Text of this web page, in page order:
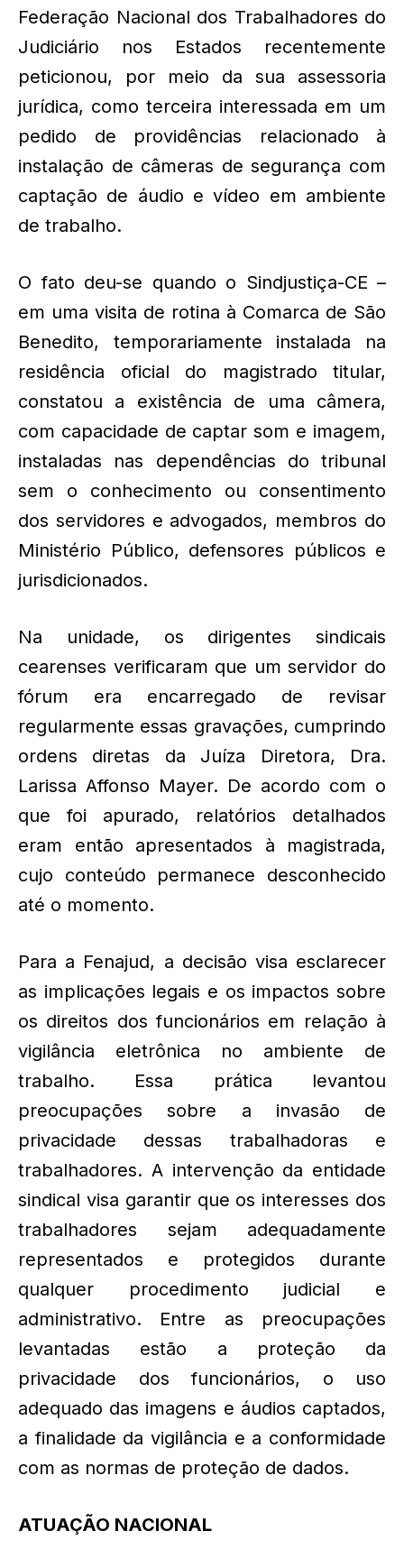
Federação Nacional dos Trabalhadores do
Judiciário nos Estados recentemente
peticionou, por meio da sua assessoria
jurídica, como terceira interessada em um
pedido de providências relacionado à
instalação de câmeras de segurança com
captação de áudio e vídeo em ambiente
de trabalho.
O fato deu-se quando o Sindjustiça-CE –
em uma visita de rotina à Comarca de São
Benedito, temporariamente instalada na
residência oficial do magistrado titular,
constatou a existência de uma câmera,
com capacidade de captar som e imagem,
instaladas nas dependências do tribunal
sem o conhecimento ou consentimento
dos servidores e advogados, membros do
Ministério Público, defensores públicos e
jurisdicionados.
Na unidade, os dirigentes sindicais
cearenses verificaram que um servidor do
fórum era encarregado de revisar
regularmente essas gravações, cumprindo
ordens diretas da Juíza Diretora, Dra.
Larissa Affonso Mayer. De acordo com o
que foi apurado, relatórios detalhados
eram então apresentados à magistrada,
cujo conteúdo permanece desconhecido
até o momento.
Para a Fenajud, a decisão visa esclarecer
as implicações legais e os impactos sobre
os direitos dos funcionários em relação à
vigilância eletrônica no ambiente de
trabalho. Essa prática levantou
preocupações sobre a invasão de
privacidade dessas trabalhadoras e
trabalhadores. A intervenção da entidade
sindical visa garantir que os interesses dos
trabalhadores sejam adequadamente
representados e protegidos durante
qualquer procedimento judicial e
administrativo. Entre as preocupações
levantadas estão a proteção da
privacidade dos funcionários, o uso
adequado das imagens e áudios captados,
a finalidade da vigilância e a conformidade
com as normas de proteção de dados.
ATUAÇÃO NACIONAL